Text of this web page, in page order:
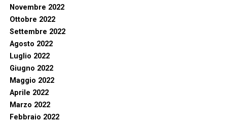
Novembre 2022
Ottobre 2022
Settembre 2022
Agosto 2022
Luglio 2022
Giugno 2022
Maggio 2022
Aprile 2022
Marzo 2022
Febbraio 2022